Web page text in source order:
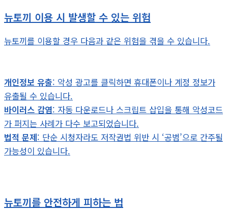
뉴토끼 이용 시 발생할 수 있는 위험
뉴토끼를 이용할 경우 다음과 같은 위험을 겪을 수 있습니다.
개인정보 유출: 악성 광고를 클릭하면 휴대폰이나 계정 정보가
유출될 수 있습니다.
바이러스 감염: 자동 다운로드나 스크립트 삽입을 통해 악성코드
가 퍼지는 사례가 다수 보고되었습니다.
법적 문제: 단순 시청자라도 저작권법 위반 시 ‘공범’으로 간주될
가능성이 있습니다.
뉴토끼를 안전하게 피하는 법